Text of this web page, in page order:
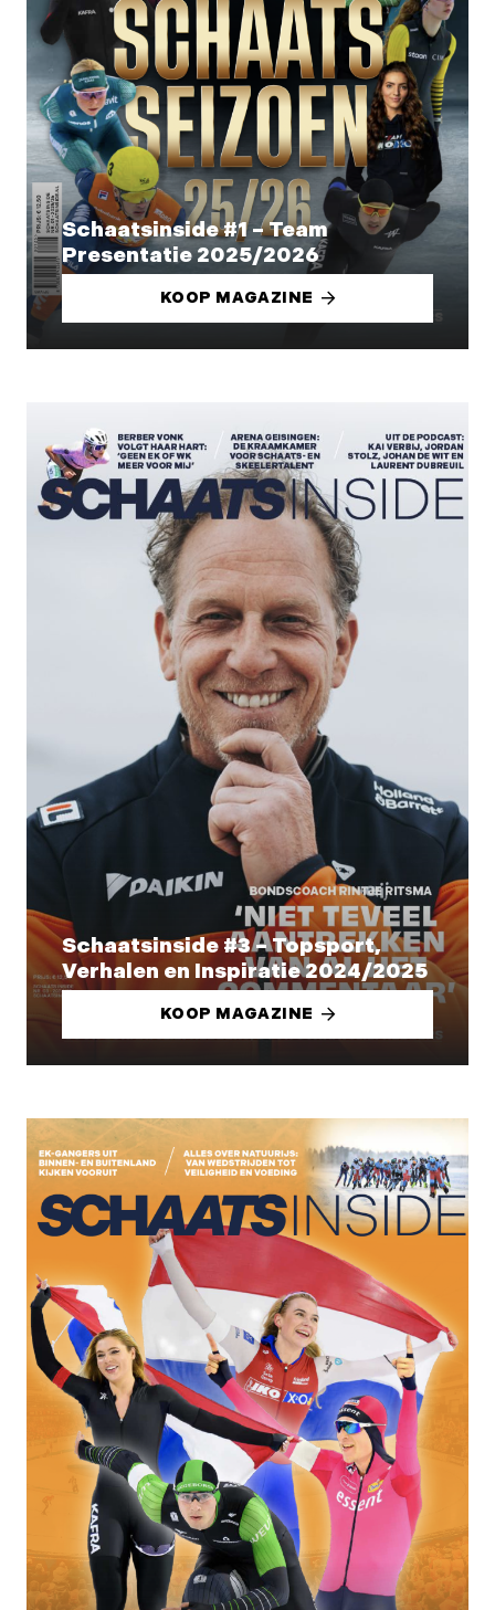
Schaatsinside #1 – Team
Presentatie 2025/2026
KOOP MAGAZINE
Schaatsinside #3 – Topsport,
Verhalen en Inspiratie 2024/2025
KOOP MAGAZINE